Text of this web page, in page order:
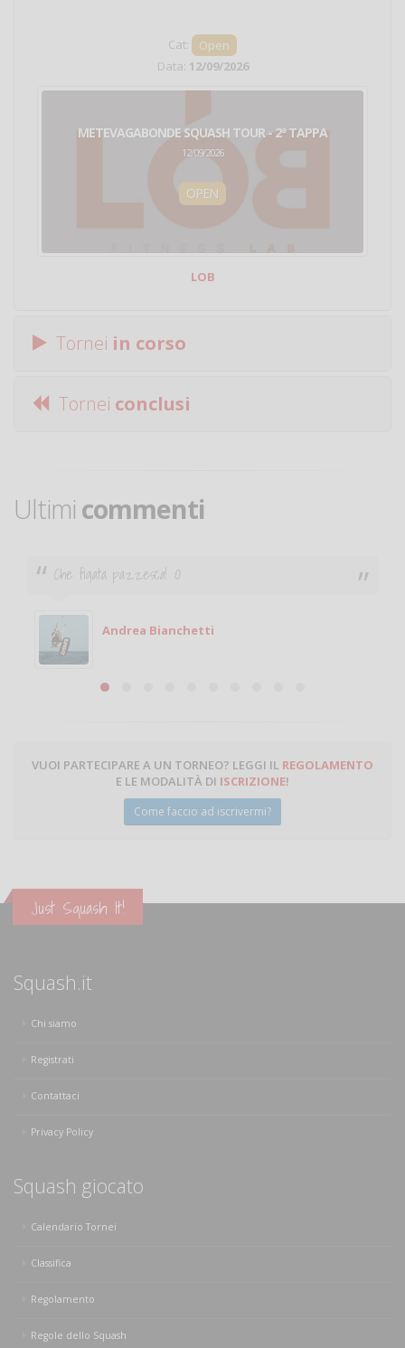
Cat:
Open
Data: 12/09/2026
METEVAGABONDE SQUASH TOUR - 2ª TAPPA
12/09/2026
OPEN
LOB
Tornei in corso
Tornei conclusi
Ultimi commenti
Ciao. Sono a Treviglio da poco e vorrei tornare a
Michele
Michele Miglionico
VUOI PARTECIPARE A UN TORNEO? LEGGI IL REGOLAMENTO
E LE MODALITÀ DI ISCRIZIONE!
Come faccio ad iscrivermi?
Just Squash It!
Squash.it
Chi siamo
Registrati
Contattaci
Privacy Policy
Squash giocato
Calendario Tornei
Classifica
Regolamento
Regole dello Squash